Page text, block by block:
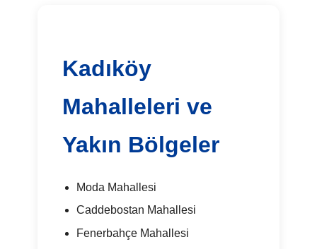
Kadıköy
Mahalleleri ve
Yakın Bölgeler
Moda Mahallesi
Caddebostan Mahallesi
Fenerbahçe Mahallesi